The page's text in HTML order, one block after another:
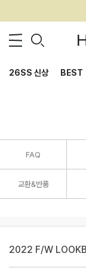
26SS 신상 BEST
FAQ
교환&반품
2022 F/W